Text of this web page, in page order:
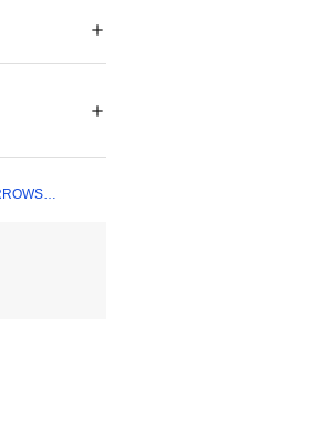
コーディネ
表示」がご
がございま
ご覧くださ